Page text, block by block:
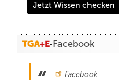
Jetzt Wissen checken
Facebook
Facebook